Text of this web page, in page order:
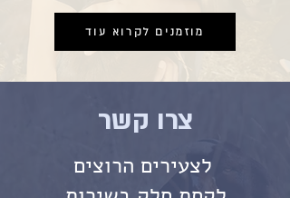
מוזמנים לקרוא עוד
צרו קשר
לצעירים הרוצים